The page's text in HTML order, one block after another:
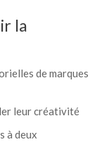
la
de marques
leur créativité
à deux